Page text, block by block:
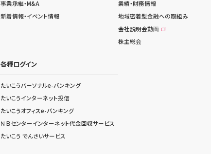
事業承継・M&A
新着情報・イベント情報
業績・財務情報
地域密着型金融への取組み
会社説明会動画
株主総会
各種ログイン
たいこうパーソナルe-バンキング
たいこうインターネット投信
たいこうオフィスe-バンキング
ＮＢセンターインターネット代金回収サービス
たいこう でんさいサービス